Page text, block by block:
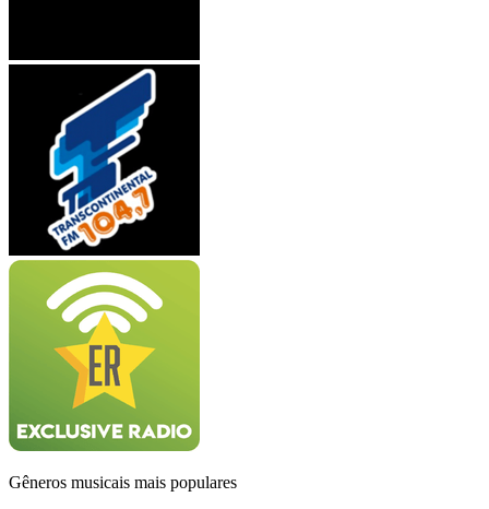
Gêneros musicais mais populares